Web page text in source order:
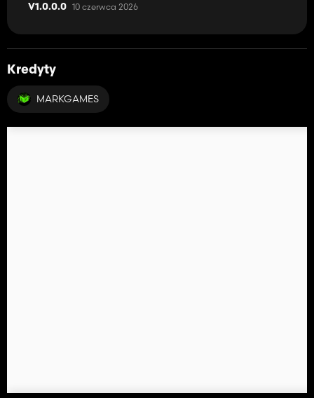
V1.0.0.0 10 czerwca 2026
Kredyty
MARKGAMES